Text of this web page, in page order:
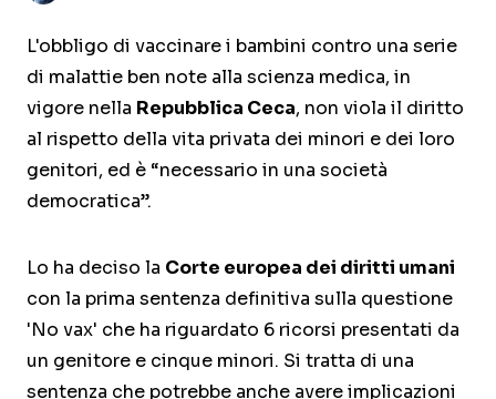
L'obbligo di vaccinare i bambini contro una serie
di malattie ben note alla scienza medica, in
vigore nella Repubblica Ceca, non viola il diritto
al rispetto della vita privata dei minori e dei loro
genitori, ed è “necessario in una società
democratica”.
Lo ha deciso la Corte europea dei diritti umani
con la prima sentenza definitiva sulla questione
'No vax' che ha riguardato 6 ricorsi presentati da
un genitore e cinque minori. Si tratta di una
sentenza che potrebbe anche avere implicazioni